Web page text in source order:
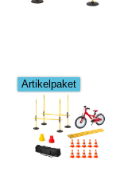
Artikelpaket